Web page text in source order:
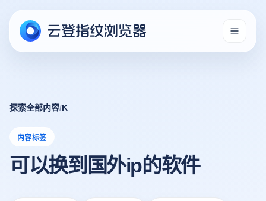
探索全部内容/K
内容标签
可以换到国外ip的软件